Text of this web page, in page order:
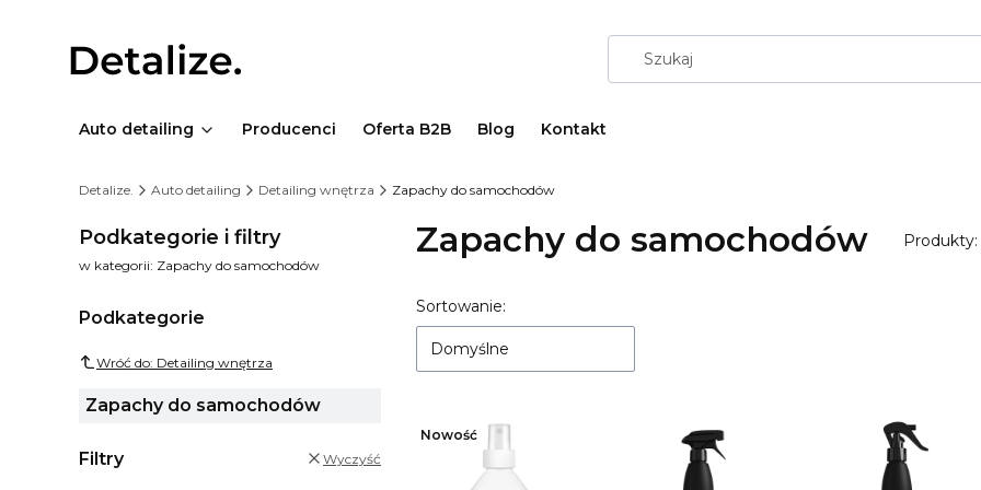
Auto detailing Producenci Oferta B2B Blog Kontakt
Detalize. Auto detailing Detailing wnętrza Zapachy do samochodów
Podkategorie i filtry
w kategorii: Zapachy do samochodów
Podkategorie
Wróć do: Detailing wnętrza
Zapachy do samochodów
Filtry Wyczyść
Zapachy do samochodów Produkty:
Lista produktów
Sortowanie:
Domyślne
Nowość